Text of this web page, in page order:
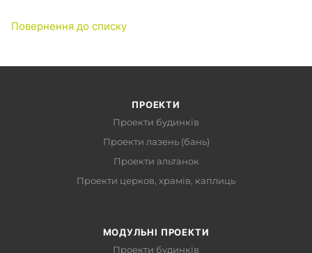
Повернення до списку
ПРОЕКТИ
Проекти будинків
Проекти лазень (бань)
Проекти альтанок
Проекти церков, храмів, каплиць
МОДУЛЬНІ ПРОЕКТИ
Проекти будинків